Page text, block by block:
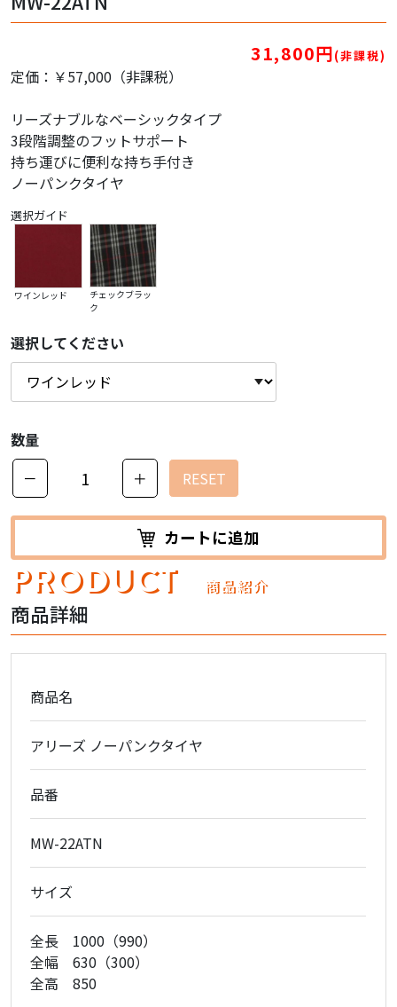
PRODUCT 商品紹介
31,800円(非課税)
定価：￥57,000（非課税）
リーズナブルなベーシックタイプ
3段階調整のフットサポート
持ち運びに便利な持ち手付き
ノーパンクタイヤ
選択ガイド
ワインレッド
チェックブラッ
ク
選択してください
数量
－
＋ RESET
カートに追加
商品詳細
商品名
アリーズ ノーパンクタイヤ
品番
MW-22ATN
サイズ
全長 1000（990）
全幅 630（300）
全高 850